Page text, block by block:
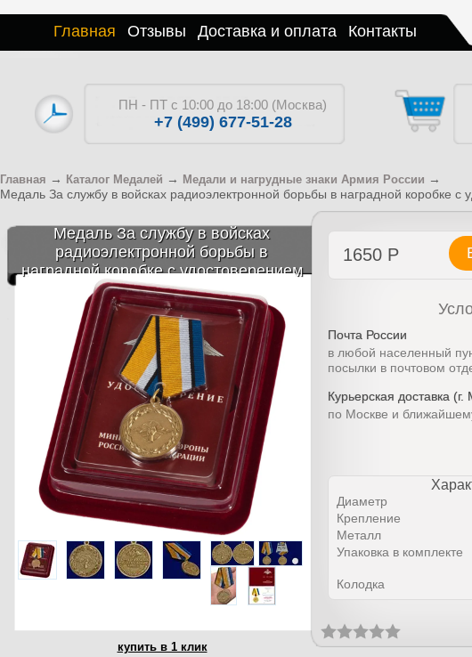
Главная Отзывы Доставка и оплата Контакты
ПН - ПТ с 10:00 до 18:00 (Москва)
+7 (499) 677-51-28
Главная → Каталог Медалей → Медали и нагрудные знаки Армия России →
Медаль За службу в войсках радиоэлектронной борьбы в наградной коробке с
Медаль За службу в войсках
радиоэлектронной борьбы в
наградной коробке с удостоверением
в комплекте
1650 Р
купить в 1 клик
Почта России
в любой населенный
посылки в почтовом
Курьерская доставка (г.
по Москве и
Диаметр
Крепление
Металл
Упаковка в комплекте
Колодка